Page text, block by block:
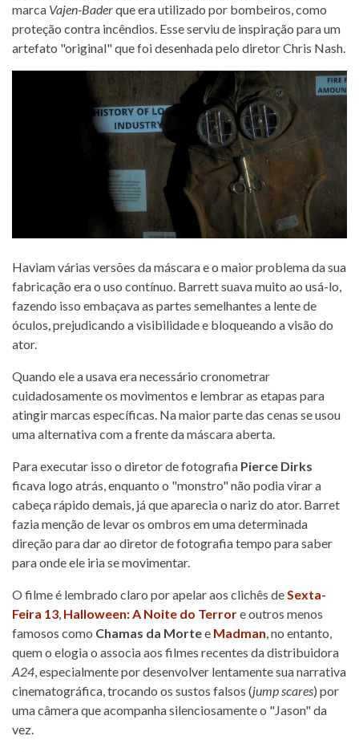
marca Vajen-Baderque era utilizado por bombeiros, como
proteção contra incêndios. Esse serviu de inspiração para um
artefato "original" que foi desenhada pelo diretor Chris Nash.
Haviam várias versões da máscara e o maior problema da sua
fabricação era o uso contínuo. Barrett suava muito ao usá-lo,
fazendo isso embaçava as partes semelhantes a lente de
óculos, prejudicando a visibilidade e bloqueando a visão do
ator.
Quando ele a usava era necessário cronometrar
cuidadosamente os movimentos e lembrar as etapas para
atingir marcas específicas. Na maior parte das cenas se usou
uma alternativa com a frente da máscara aberta.
Para executar isso o diretor de fotografia Pierce Dirks
ficava logo atrás, enquanto o "monstro" não podia virar a
cabeça rápido demais, já que aparecia o nariz do ator. Barret
fazia menção de levar os ombros em uma determinada
direção para dar ao diretor de fotografia tempo para saber
para onde ele iria se movimentar.
O filme é lembrado claro por apelar aos clichês de Sexta-
Feira 13 Halloween: A Noite do Terrore outros menos
famosos como Chamas da Mortee Madman , no entanto,
quem o elogia o associa aos filmes recentes da distribuidora
A24 , especialmente por desenvolver lentamente sua narrativa
cinematográfica, trocando os sustos falsos (jump scares) por
uma câmera que acompanha silenciosamente o "Jason" da
vez.